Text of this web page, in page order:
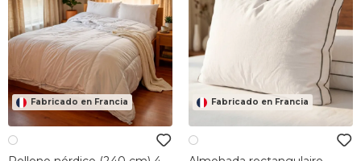
Fabricado en Francia Fabricado en Francia